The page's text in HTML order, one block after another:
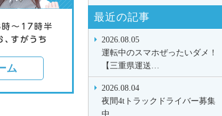
ム
最近の記事
2026.08.05
運転中のスマホぜったいダメ！
【三重県運送…
2026.08.04
夜間4tトラックドライバー募集
中